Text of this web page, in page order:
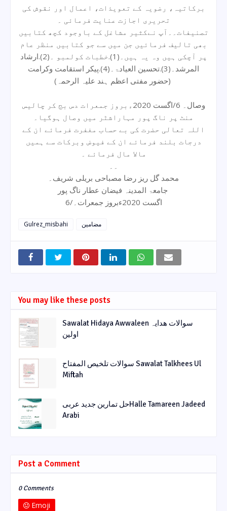
برکاتیہ، رضویہ کے تعویذات، اعمال اور نقوش کی
تحریری اجازت عنایت فرمائی ۔
تصنیفات۔۔آپ نےکثیر مشاغل کے باوجود کچھ کتابیں
بھی تالیف فرمائیں جن میں سے جو کتابیں منظر عام
پر آچکی ہیں وہ یہ ہیں۔(1).خطبات کولمبو ۔(2).ارشاد
المرشد۔(3).تحسین العیادۃ۔(4).پیکر استقامت وکرامت
وصال۔ 6/اگست 2020ءبروز جمعرات دس بج کر چالیس
منٹ پر ناگ پور مہاراشٹر میں وصال ہوگیا۔
اللہ تعالی حضرت کی بے حساب مغفرت فرمائے ان کے
درجات بلند فرمائے ان کے فیوض وبرکات سے ہمیں
مالا مال فرمائے ۔
۔۔
محمد گل ریز رضا مصباحی بریلی شریف۔
6/اگست 2020ءبروز جمعرات۔
Gulrez_misbahi مضامین
You may like these posts
Sawalat Hidaya Awwaleen سوالات ھدایہ
اولین
سوالات تلخیص المفتاح Sawalat Talkhees Ul
Miftah
حل تمارین جدید عربیHalle Tamareen Jadeed
Arabi
Post a Comment
0 Comments
Emoji